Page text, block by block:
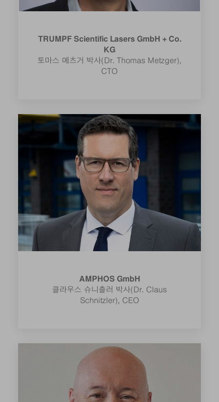
TRUMPF Scientific Lasers GmbH + Co.
KG
토마스 메츠거 박사(Dr. Thomas Metzger),
CTO
AMPHOS GmbH
클라우스 슈니츨러 박사(Dr. Claus
Schnitzler), CEO